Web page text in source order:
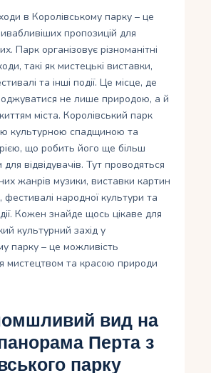
в Королівському парку – це
пропозицій для
Парк організовує різноманітні
такі як мистецькі виставки,
та інші події. Це місце, де
не лише природою, а й
міста. Королівський парк
культурною спадщиною та
що робить його ще більш
відвідувачів. Тут проводяться
жанрів музики, виставки картин
фестивалі народної культури та
Кожен знайде щось цікаве для
культурний захід у
парку – це можливість
мистецтвом та красою природи
вид на
Перта з
парку